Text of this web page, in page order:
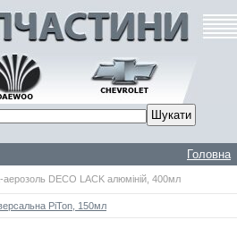
Головна
DECO LACK алюміній, 400мл
PiTon, 150мл